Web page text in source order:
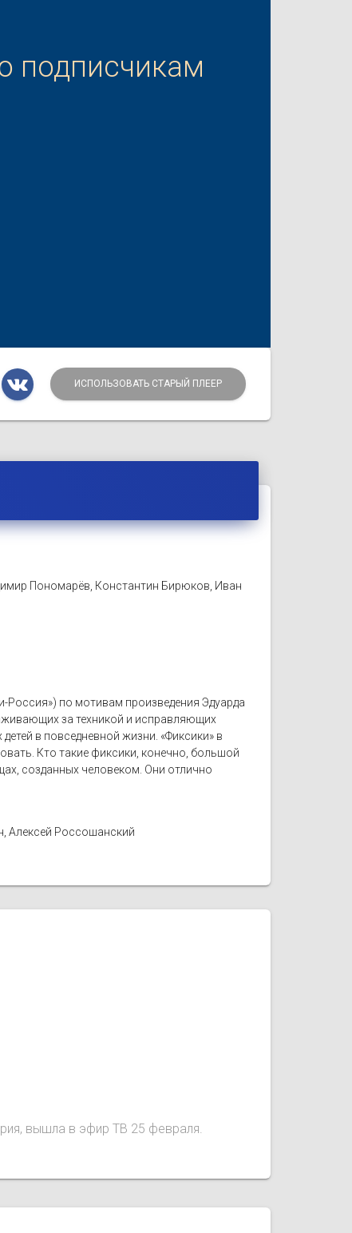
подписчикам
ИСПОЛЬЗОВАТЬ СТАРЫЙ ПЛЕЕР
Пономарёв, Константин Бирюков, Иван
Россия») по мотивам произведения Эдуарда
за техникой и исправляющих
в повседневной жизни. «Фиксики» в
Кто такие фиксики, конечно, большой
созданных человеком. Они отлично
Алексей Россошанский
вышла в эфир ТВ 25 февраля.